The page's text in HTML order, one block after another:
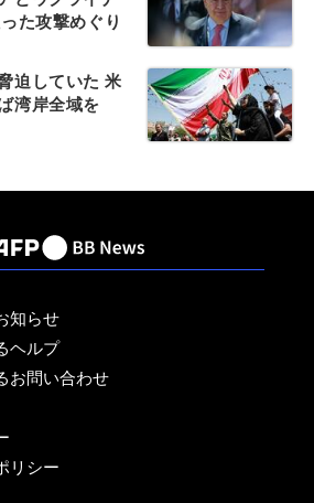
た攻撃めぐり
迫していた 米
湾岸全域を
知らせ
ヘルプ
お問い合わせ
リシー